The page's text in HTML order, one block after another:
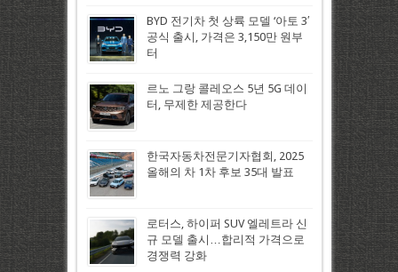
BYD 전기차 첫 상륙 모델 ‘아토 3′
공식 출시, 가격은 3,150만 원부
터
르노 그랑 콜레오스 5년 5G 데이
터, 무제한 제공한다
한국자동차전문기자협회, 2025
올해의 차 1차 후보 35대 발표
로터스, 하이퍼 SUV 엘레트라 신
규 모델 출시…합리적 가격으로
경쟁력 강화